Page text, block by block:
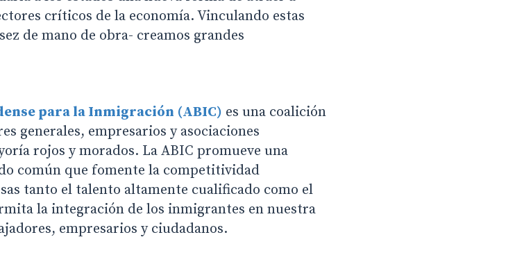
críticos de la economía. Vinculando estas
de mano de obra- creamos grandes
para la Inmigración (ABIC) es una coalición
generales, empresarios y asociaciones
rojos y morados. La ABIC promueve una
común que fomente la competitividad
tanto el talento altamente cualificado como el
la integración de los inmigrantes en nuestra
empresarios y ciudadanos.